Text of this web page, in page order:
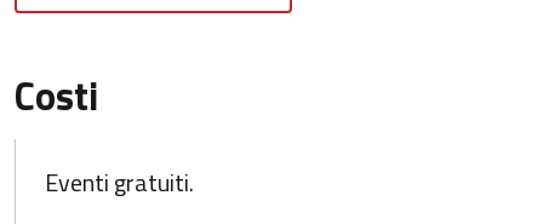
Costi
Eventi gratuiti.